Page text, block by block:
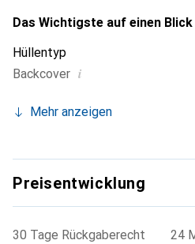
Das Wichtigste auf einen Blick
Hüllentyp
Backcover i
Mehr anzeigen
Preisentwicklung
30 Tage Rückgaberecht
24